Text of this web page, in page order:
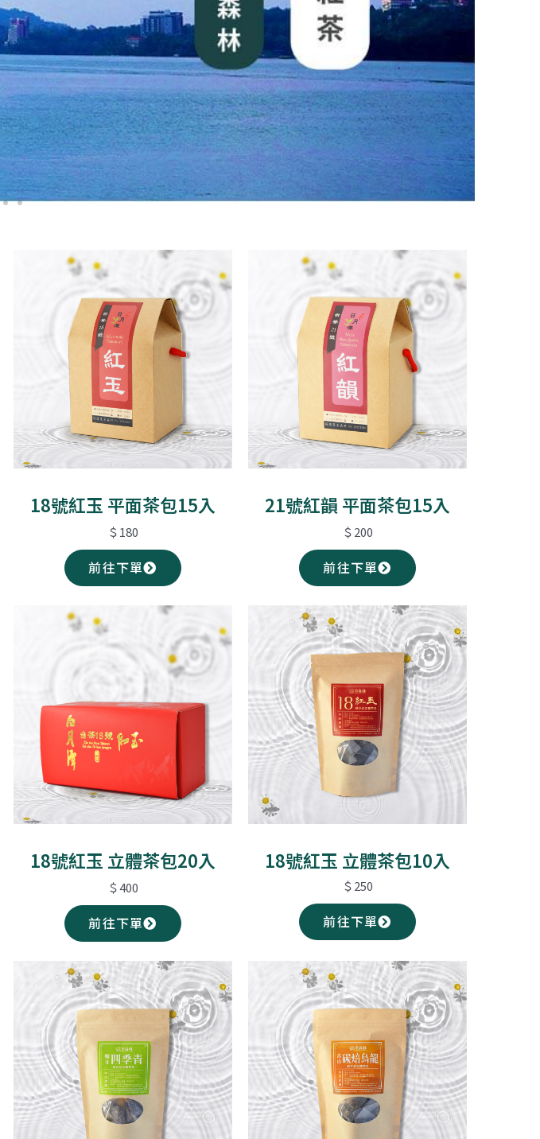
18號紅玉 平面茶包15入
＄180
前往下單
21號紅韻 平面茶包15入
＄200
前往下單
18號紅玉 立體茶包20入
＄400
前往下單
18號紅玉 立體茶包10入
＄250
前往下單